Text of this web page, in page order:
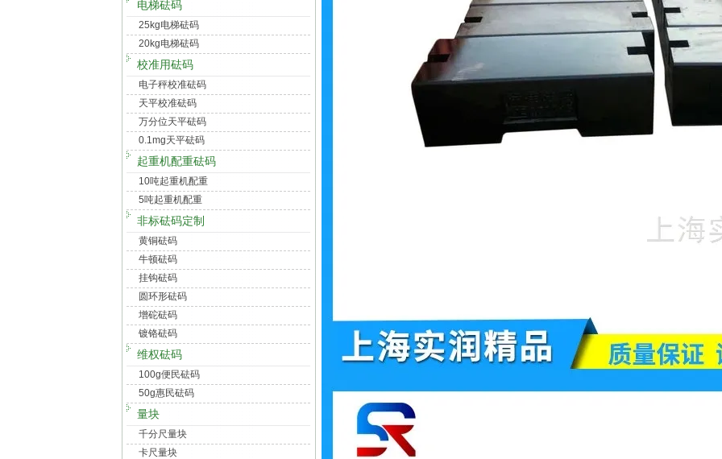
电梯砝码
25kg电梯砝码
20kg电梯砝码
校准用砝码
电子秤校准砝码
天平校准砝码
万分位天平砝码
0.1mg天平砝码
起重机配重砝码
10吨起重机配重
5吨起重机配重
非标砝码定制
黄铜砝码
牛顿砝码
挂钩砝码
圆环形砝码
增砣砝码
镀铬砝码
维权砝码
100g便民砝码
50g惠民砝码
量块
千分尺量块
卡尺量块